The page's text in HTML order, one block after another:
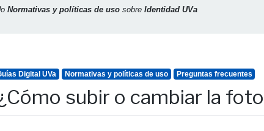
Normativas y políticas de uso sobre Identidad UVa
Digital UVa Normativas y políticas de uso Preguntas frecuentes
subir o cambiar la